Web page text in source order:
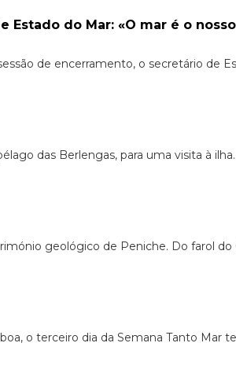
Estado do Mar: «O mar é o
de encerramento, o secretário de
das Berlengas, para uma visita à
geológico de Peniche. Do farol do
o terceiro dia da Semana Tanto Mar